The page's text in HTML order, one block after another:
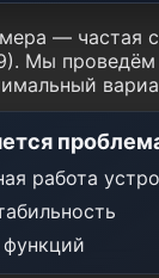
— частая
Мы проведём
работа